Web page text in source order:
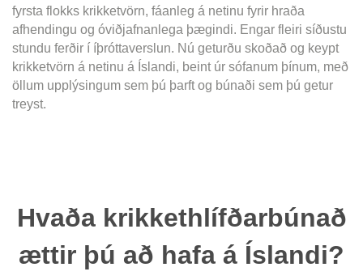
fyrsta flokks krikketvörn, fáanleg á netinu fyrir hraða
afhendingu og óviðjafnanlega þægindi. Engar fleiri síðustu
stundu ferðir í íþróttaverslun. Nú geturðu skoðað og keypt
krikketvörn á netinu á Íslandi, beint úr sófanum þínum, með
öllum upplýsingum sem þú þarft og búnaði sem þú getur
treyst.
Hvaða krikkethlífðarbúnað
ættir þú að hafa á Íslandi?